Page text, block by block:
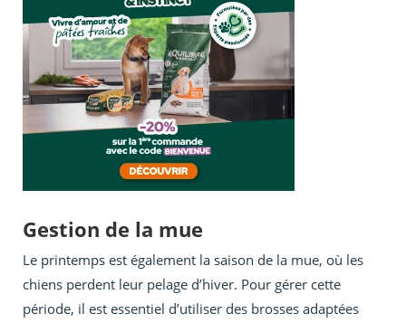
Gestion de la mue
Le printemps est également la saison de la mue, où les
chiens perdent leur pelage d’hiver. Pour gérer cette
période, il est essentiel d’utiliser des brosses adaptées